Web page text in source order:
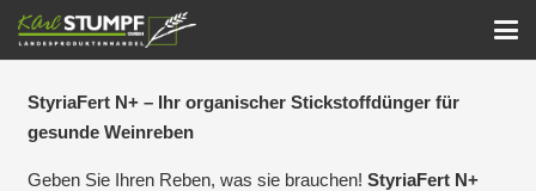
StyriaFert N+ – Ihr organischer Stickstoffdünger für
gesunde Weinreben
Geben Sie Ihren Reben, was sie brauchen! StyriaFert N+